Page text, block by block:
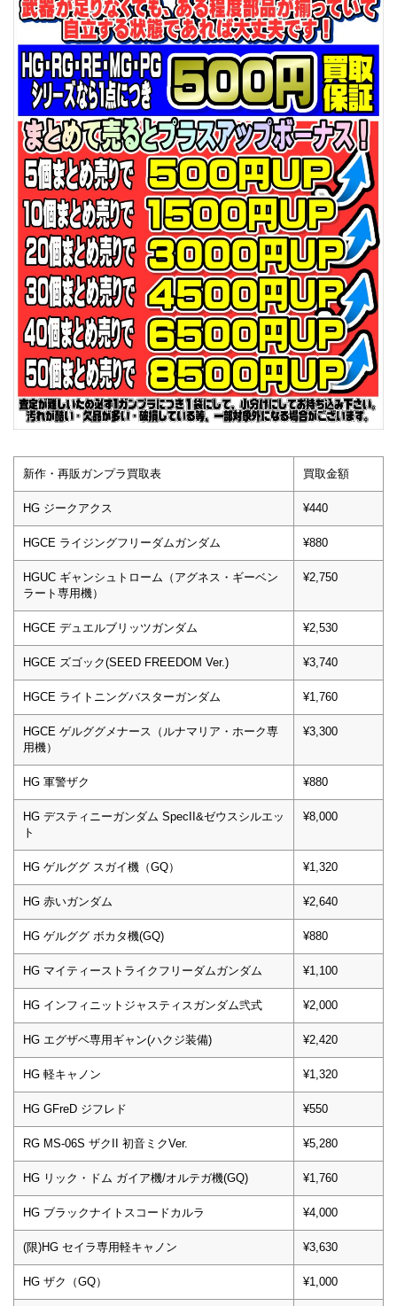
新作・再販ガンプラ買取表 買取金額
HG ジークアクス ¥440
HGCE ライジングフリーダムガンダム ¥880
HGUC ギャンシュトローム（アグネス・ギーベン
ラート専用機）
¥2,750
HGCE デュエルブリッツガンダム ¥2,530
HGCE ズゴック(SEED FREEDOM Ver.) ¥3,740
HGCE ライトニングバスターガンダム ¥1,760
HGCE ゲルググメナース（ルナマリア・ホーク専
用機）
¥3,300
HG 軍警ザク ¥880
HG デスティニーガンダム SpecII&ゼウスシルエッ
ト
¥8,000
HG ゲルググ スガイ機（GQ） ¥1,320
HG 赤いガンダム ¥2,640
HG ゲルググ ボカタ機(GQ) ¥880
HG マイティーストライクフリーダムガンダム ¥1,100
HG インフィニットジャスティスガンダム弐式 ¥2,000
HG エグザベ専用ギャン(ハクジ装備) ¥2,420
HG 軽キャノン ¥1,320
HG GFreD ジフレド ¥550
RG MS-06S ザクII 初音ミクVer. ¥5,280
HG リック・ドム ガイア機/オルテガ機(GQ) ¥1,760
HG ブラックナイトスコードカルラ ¥4,000
(限)HG セイラ専用軽キャノン ¥3,630
HG ザク（GQ） ¥1,000